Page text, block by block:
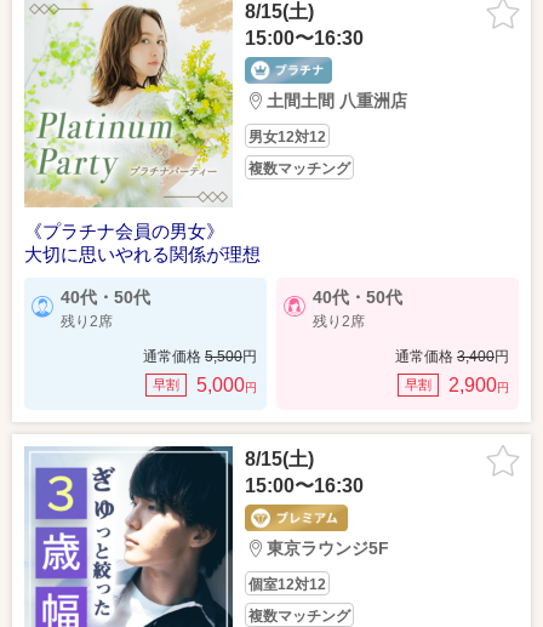
8/15(土)
15:00〜16:30
土間土間 八重洲店
男女12対12
複数マッチング
《プラチナ会員の男女》
大切に思いやれる関係が理想
40代・50代
残り2席
通常価格 5,500円
早割 5,000円
40代・50代
残り2席
通常価格 3,400円
早割 2,900円
8/15(土)
15:00〜16:30
東京ラウンジ5F
個室12対12
複数マッチング